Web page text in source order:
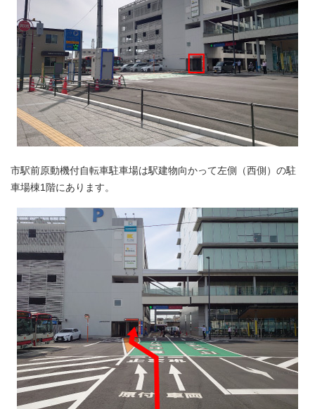
市駅前原動機付自転車駐車場は駅建物向かって左側（西側）の駐
車場棟1階にあります。